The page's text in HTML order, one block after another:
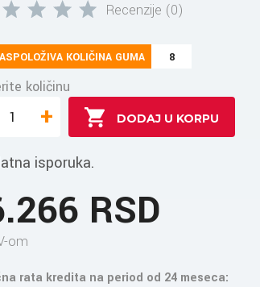
Recenzije (0)
KOLIČINA GUMA 8
količinu
+
isporuka.
RSD
om
rata kredita na period od 24 meseca: